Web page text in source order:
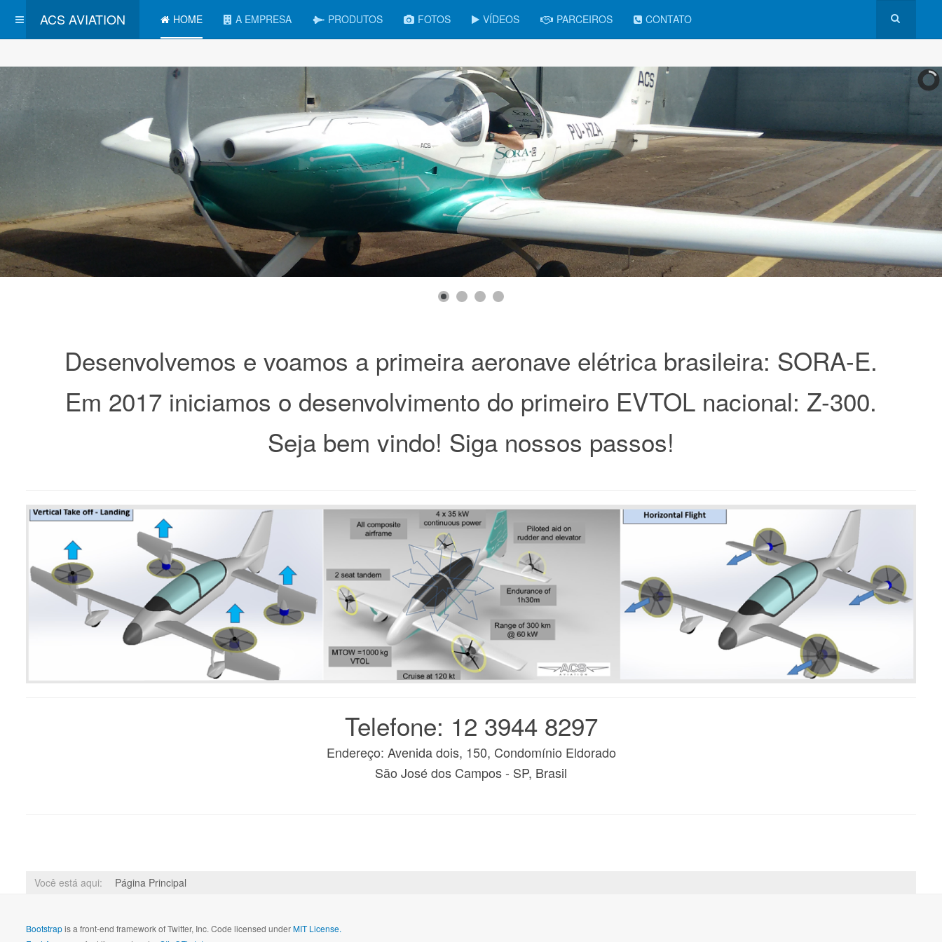
ACS AVIATION HOME A EMPRESA PRODUTOS FOTOS VÍDEOS PARCEIROS CONTATO
Desenvolvemos e voamos a primeira aeronave elétrica brasileira: SORA-E.
Em 2017 iniciamos o desenvolvimento do primeiro EVTOL nacional: Z-300.
Seja bem vindo! Siga nossos passos!
Telefone: 12 3944 8297
Endereço: Avenida dois, 150, Condomínio Eldorado
São José dos Campos - SP, Brasil
Você está aqui: Página Principal
Bootstrapis a front-end framework of Twitter, Inc. Code licensed underMIT License.